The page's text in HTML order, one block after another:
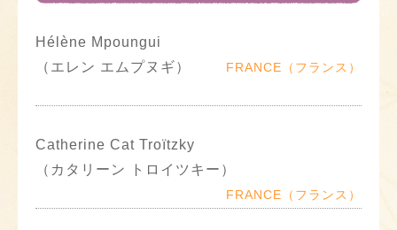
Hélène Mpoungui
（エレン エムプヌギ）
FRANCE（フランス）
Catherine Cat Troïtzky
（カタリーン トロイツキー）
FRANCE（フランス）